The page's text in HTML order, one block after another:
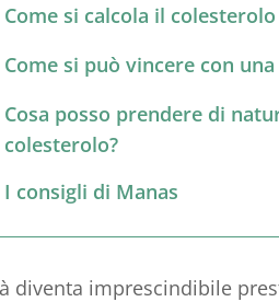
Come si calcola il
Come si può vincere con
Cosa posso prendere di
colesterolo?
I consigli di Manas
diventa imprescindibile